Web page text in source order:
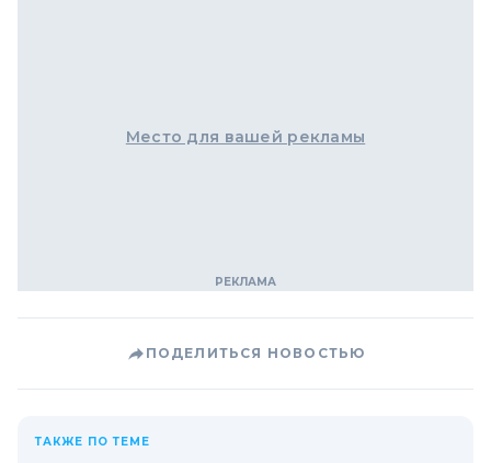
Место для вашей рекламы
ПОДЕЛИТЬСЯ НОВОСТЬЮ
ТАКЖЕ ПО ТЕМЕ